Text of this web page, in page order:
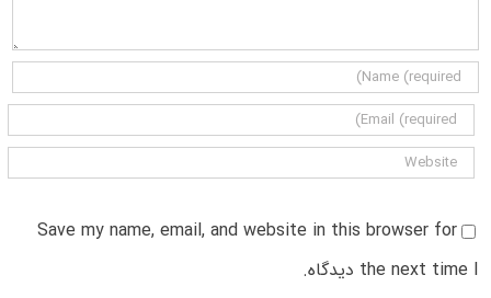
Save my name, email, and website in this browser for
the next time I دیدگاه.